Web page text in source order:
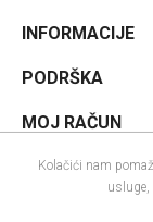
INFORMACIJE
PODRŠKA
MOJ RAČUN
Kolačići nam
usluge,